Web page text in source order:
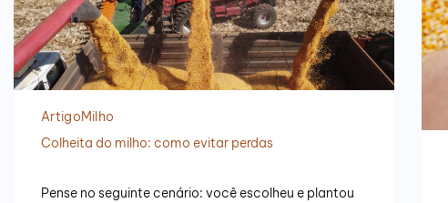
ArtigoMilho
Colheita do milho: como evitar perdas
Pense no seguinte cenário: você escolheu e plantou